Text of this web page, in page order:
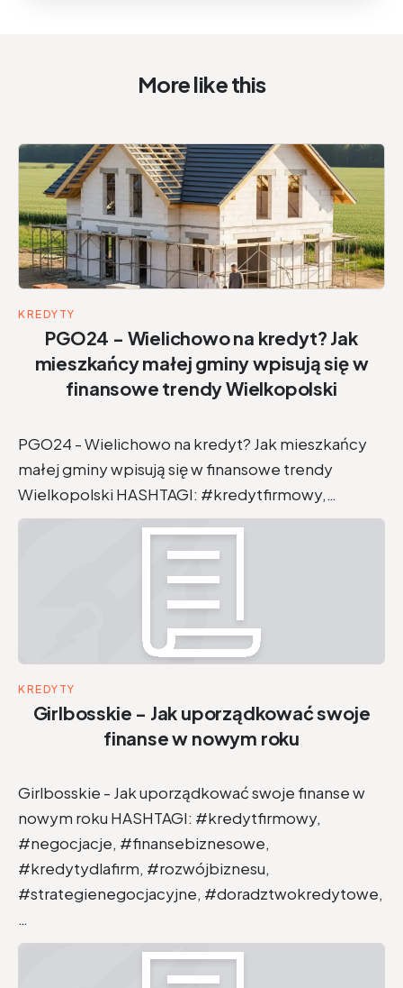
More like this
KREDYTY
PGO24 - Wielichowo na kredyt? Jak
mieszkańcy małej gminy wpisują się w
finansowe trendy Wielkopolski
PGO24 - Wielichowo na kredyt? Jak mieszkańcy
małej gminy wpisują się w finansowe trendy
Wielkopolski HASHTAGI: #kredytfirmowy,…
KREDYTY
Girlbosskie - Jak uporządkować swoje
finanse w nowym roku
Girlbosskie - Jak uporządkować swoje finanse w
nowym roku HASHTAGI: #kredytfirmowy,
#negocjacje, #finansebiznesowe,
#kredytydlafirm, #rozwójbiznesu,
#strategienegocjacyjne, #doradztwokredytowe,
…